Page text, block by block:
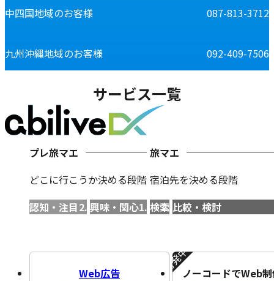
中四国地域のお客様 087-813-3712
九州沖縄地域のお客様 092-409-7506
サービス一覧
プレ旅マエ
どこに行こうか決める段階
認知・注目
興味・関心
旅マエ
宿泊先を決める段階
検索 比較・検討
Web広告 ノーコードでWeb
開発中!!